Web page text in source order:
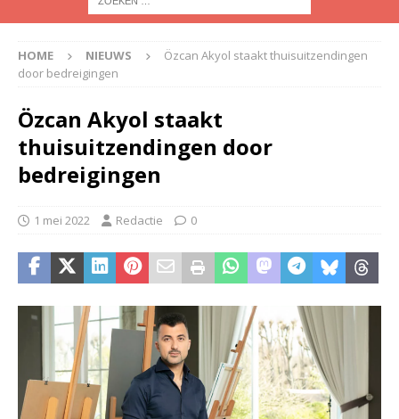
HOME NIEUWS
Özcan Akyol staakt thuisuitzendingen
door bedreigingen
Özcan Akyol staakt
thuisuitzendingen door
bedreigingen
1 mei 2022 Redactie 0